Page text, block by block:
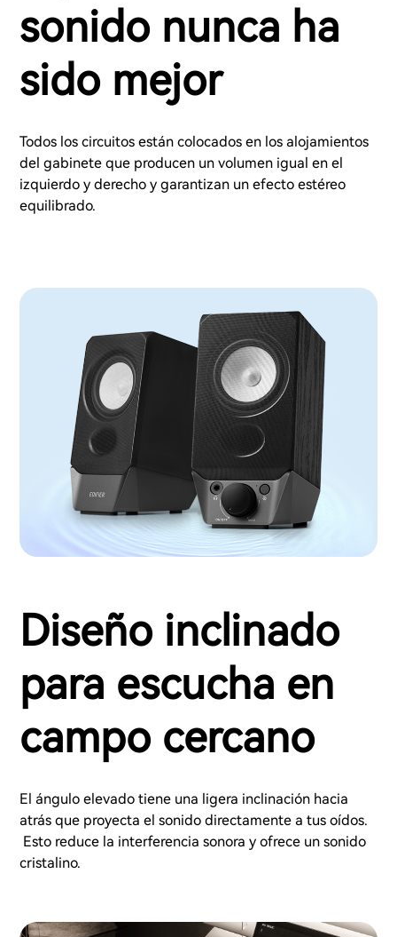
sonido nunca ha
sido mejor
Todos los circuitos están colocados en los alojamientos
del gabinete que producen un volumen igual en el
izquierdo y derecho y garantizan un efecto estéreo
equilibrado.
Diseño inclinado
para escucha en
campo cercano
El ángulo elevado tiene una ligera inclinación hacia
atrás que proyecta el sonido directamente a tus oídos.
Esto reduce la interferencia sonora y ofrece un sonido
cristalino.